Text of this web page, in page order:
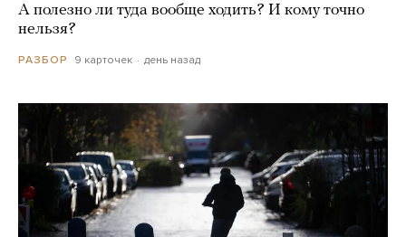
А полезно ли туда вообще ходить? И кому точно
нельзя?
РАЗБОР 9 карточек день назад